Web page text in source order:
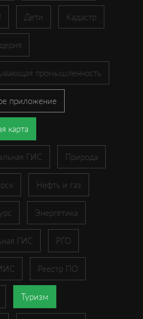
Дети Кадастр
промышленность
приложение
карта
ГИС Природа
Нефть и газ
Энергетика
ГИС РГО
Реестр ПО
Туризм